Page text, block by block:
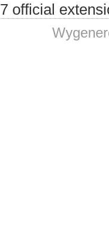
7 official